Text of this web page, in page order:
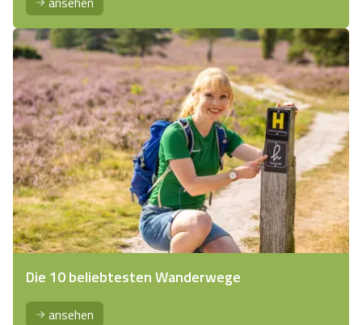
Die 10 beliebtesten Wanderwege
ansehen